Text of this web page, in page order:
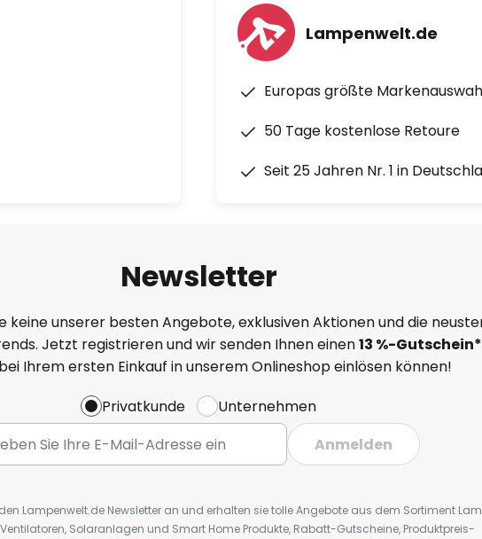
Lampenwelt.de
Europas größte
50 Tage kostenlose Retoure
Seit 25 Jahren Nr. 1 in
Newsletter
keine unserer besten Angebote, exklusiven Aktionen und die
Jetzt registrieren und wir senden Ihnen einen13 %-Gutschein*
Ihrem ersten Einkauf in unserem Onlineshop einlösen können!
Privatkunde
Unternehmen
Anmelden
Lampenwelt.de Newsletter an und erhalten sie tolle Angebote aus dem Sortiment
Solaranlagen und Smart Home Produkte, Rabatt-Gutscheine, Produktpreis-